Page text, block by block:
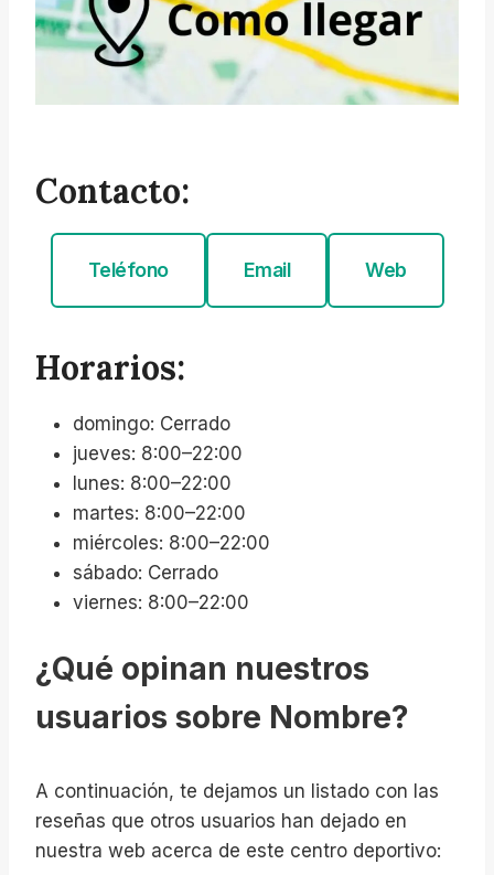
Contacto:
Teléfono Email Web
Horarios:
domingo: Cerrado
jueves: 8:00–22:00
lunes: 8:00–22:00
martes: 8:00–22:00
miércoles: 8:00–22:00
sábado: Cerrado
viernes: 8:00–22:00
¿Qué opinan nuestros
usuarios sobre Nombre?
A continuación, te dejamos un listado con las
reseñas que otros usuarios han dejado en
nuestra web acerca de este centro deportivo: